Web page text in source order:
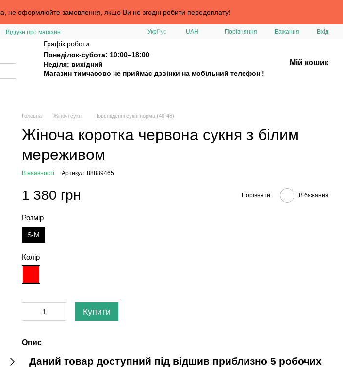
не оформлюйте замовлення, якщо Ви не згодні робити передоплату!
Відгуки про магазин
УкрРус UAH Порівняння Бажання Вхід
Графік роботи:
Понеділок-субота: 10:00–18:00
Неділя: вихідний
Магазин тимчасово не приймає дзвінки на мобільний телефон !
Мій кошик
Головна Жіночі сукні Повсякденні сукні норма (40-46)
Жіноча коротка червона сукня з білим
мереживом
В наявності Артикул: 88889465
1 380 грн Порівняти В бажання
Розмір
S-M
Колір
Купити
Опис
Даний товар доступний під відшив приблизно 5 робочих